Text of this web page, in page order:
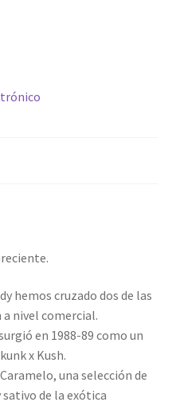
hemos cruzado dos de las
nivel comercial.
en 1988-89 como un
x Kush.
una selección de
de la exótica